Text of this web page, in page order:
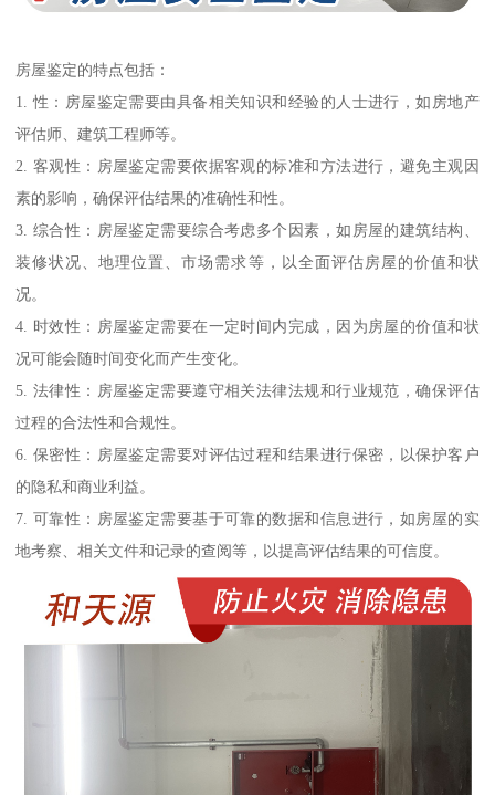
房屋鉴定的特点包括：
1. 性：房屋鉴定需要由具备相关知识和经验的人士进行，如房地产
评估师、建筑工程师等。
2. 客观性：房屋鉴定需要依据客观的标准和方法进行，避免主观因
素的影响，确保评估结果的准确性和性。
3. 综合性：房屋鉴定需要综合考虑多个因素，如房屋的建筑结构、
装修状况、地理位置、市场需求等，以全面评估房屋的价值和状
况。
4. 时效性：房屋鉴定需要在一定时间内完成，因为房屋的价值和状
况可能会随时间变化而产生变化。
5. 法律性：房屋鉴定需要遵守相关法律法规和行业规范，确保评估
过程的合法性和合规性。
6. 保密性：房屋鉴定需要对评估过程和结果进行保密，以保护客户
的隐私和商业利益。
7. 可靠性：房屋鉴定需要基于可靠的数据和信息进行，如房屋的实
地考察、相关文件和记录的查阅等，以提高评估结果的可信度。